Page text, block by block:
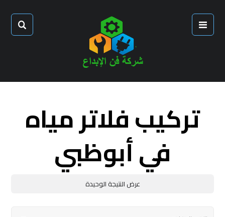
تركيب فلاتر مياه
في أبوظبي
عرض النتيجة الوحيدة